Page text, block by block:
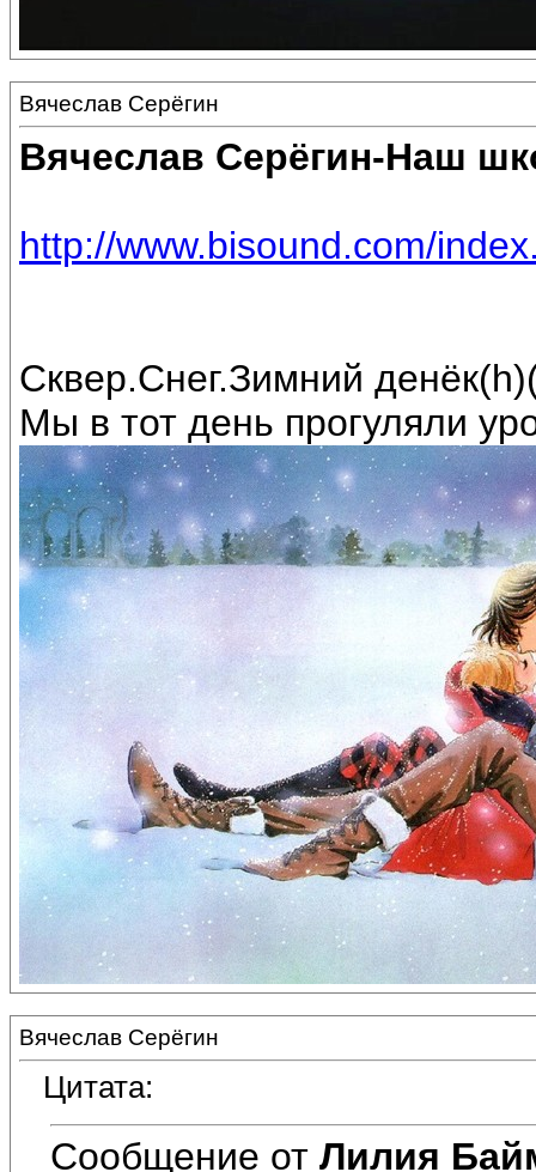
Вячеслав Серёгин
Вячеслав Серёгин-Наш
http://www.bisound.com/
Сквер.Снег.Зимний
Мы в тот день прогуляли
Вячеслав Серёгин
Цитата:
Сообщение от Лилия